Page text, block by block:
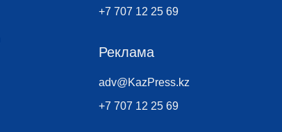
+7 707 12 25 69
Реклама
adv@KazPress.kz
+7 707 12 25 69